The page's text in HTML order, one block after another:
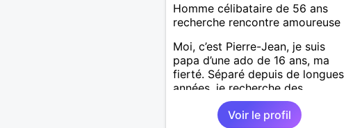
Homme célibataire de 56 ans
recherche rencontre amoureuse
Moi, c’est Pierre-Jean, je suis
papa d’une ado de 16 ans, ma
fierté. Séparé depuis de longues
années, je recherche des
affinités amicales afin de
rompre une solitude parfois
Voir le profil